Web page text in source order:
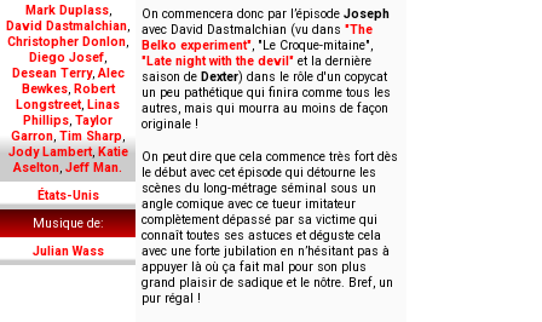
Mark Duplass,
David Dastmalchian,
Christopher Donlon,
Diego Josef,
Desean Terry,Alec
Bewkes, Robert
Longstreet, Linas
Phillips, Taylor
Garron, Tim Sharp,
Jody Lambert, Katie
Aselton, Jeff Man.
États-Unis
Musique de
Julian Wass
On commencera donc par l’épisode Joseph
avec David Dastmalchian (vu dans "The
Belko experiment", "Le Croque-mitaine",
"Late night with the devil" et la dernière
saison de Dexter) dans le rôle d'un copycat
un peu pathétique qui finira comme tous les
autres, mais qui mourra au moins de façon
originale !
On peut dire que cela commence très fort dès
le début avec cet épisode qui détourne les
scènes du long-métrage séminal sous un
angle comique avec ce tueur imitateur
complètement dépassé par sa victime qui
connaît toutes ses astuces et déguste cela
avec une forte jubilation en n’hésitant pas à
appuyer là où ça fait mal pour son plus
grand plaisir de sadique et le nôtre. Bref, un
pur régal !